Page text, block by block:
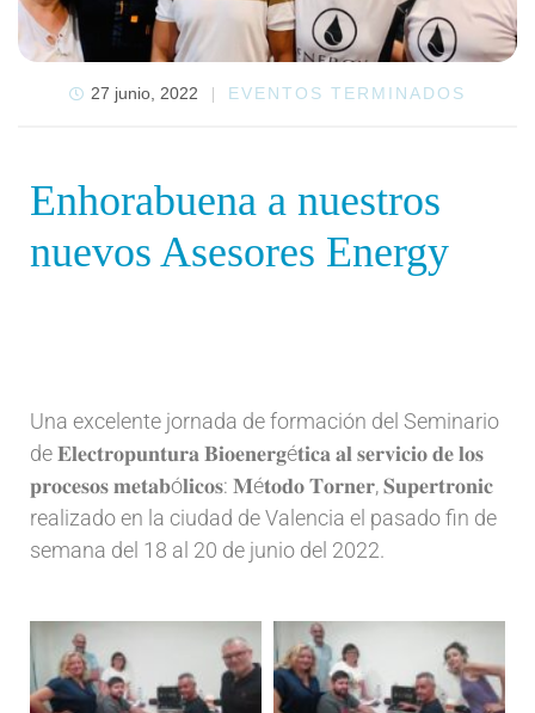
27 junio, 2022 EVENTOS TERMINADOS
Enhorabuena a nuestros
nuevos Asesores Energy
Una excelente jornada de formación del Seminario
de 𝐄𝐥𝐞𝐜𝐭𝐫𝐨𝐩𝐮𝐧𝐭𝐮𝐫𝐚 𝐁𝐢𝐨𝐞𝐧𝐞𝐫𝐠é𝐭𝐢𝐜𝐚 𝐚𝐥 𝐬𝐞𝐫𝐯𝐢𝐜𝐢𝐨 𝐝𝐞 𝐥𝐨𝐬
𝐩𝐫𝐨𝐜𝐞𝐬𝐨𝐬 𝐦𝐞𝐭𝐚𝐛ó𝐥𝐢𝐜𝐨𝐬: 𝐌é𝐭𝐨𝐝𝐨 𝐓𝐨𝐫𝐧𝐞𝐫, 𝐒𝐮𝐩𝐞𝐫𝐭𝐫𝐨𝐧𝐢𝐜
realizado en la ciudad de Valencia el pasado fin de
semana del 18 al 20 de junio del 2022.